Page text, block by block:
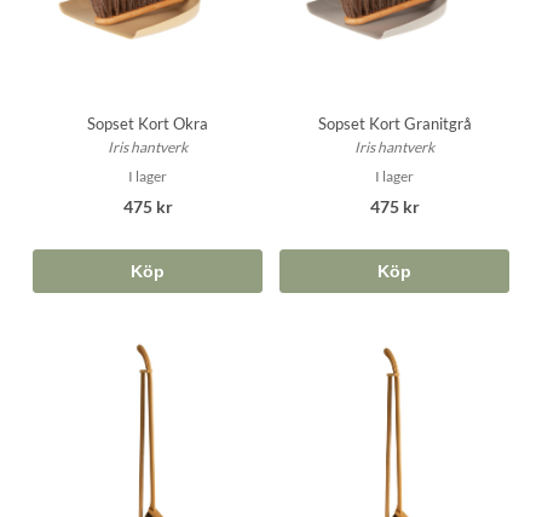
Sopset Kort Okra
Iris hantverk
I lager
475 kr
Köp
Sopset Kort Granitgrå
Iris hantverk
I lager
475 kr
Köp